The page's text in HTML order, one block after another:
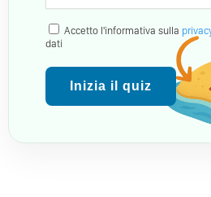
Accetto l'informativa sulla
dati
Inizia il quiz